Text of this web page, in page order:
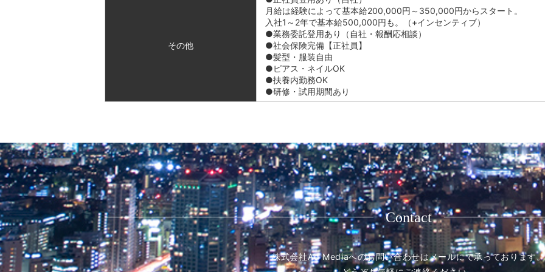
その他
月給は経験によって基本給200,000円～350,000円からスタート。
入社1～2年で基本給500,000円も。（+インセンティブ）
●業務委託登用あり（自社・報酬応相談）
●社会保険完備【正社員】
●髪型・服装自由
●ピアス・ネイルOK
●扶養内勤務OK
●研修・試用期間あり
Contact
株式会社Ad Mediaへのお問い合わせはメールにて承っております。